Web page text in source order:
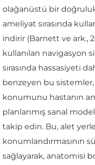
olağanüstü bir
ameliyat sırasında
indirir (Barnett ve ark.,
kullanılan navigasyon
sırasında hassasiyeti
benzeyen bu sistemler,
konumunu hastanın
planlanmış sanal
takip edin. Bu, alet
konumlandırmasının
sağlayarak, anatomisi